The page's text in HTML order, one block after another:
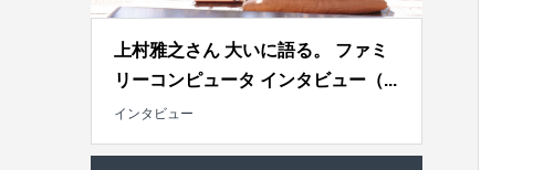
上村雅之さん 大いに語る。 ファミ
リーコンピュータ インタビュー（...
インタビュー